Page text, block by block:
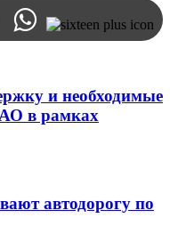
и необходимые
в рамках
автодорогу по